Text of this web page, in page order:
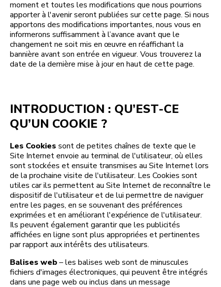
moment et toutes les modifications que nous pourrions
apporter à l'avenir seront publiées sur cette page. Si nous
apportons des modifications importantes, nous vous en
informerons suffisamment à l’avance avant que le
changement ne soit mis en œuvre en réaffichant la
bannière avant son entrée en vigueur. Vous trouverez la
date de la dernière mise à jour en haut de cette page.
INTRODUCTION : QU’EST-CE
QU’UN COOKIE ?
Les Cookies sont de petites chaînes de texte que le
Site Internet envoie au terminal de l'utilisateur, où elles
sont stockées et ensuite transmises au Site Internet lors
de la prochaine visite de l'utilisateur. Les Cookies sont
utiles car ils permettent au Site Internet de reconnaître le
dispositif de l'utilisateur et de lui permettre de naviguer
entre les pages, en se souvenant des préférences
exprimées et en améliorant l'expérience de l'utilisateur.
Ils peuvent également garantir que les publicités
affichées en ligne sont plus appropriées et pertinentes
par rapport aux intérêts des utilisateurs.
Balises web– les balises web sont de minuscules
fichiers d'images électroniques, qui peuvent être intégrés
dans une page web ou inclus dans un message